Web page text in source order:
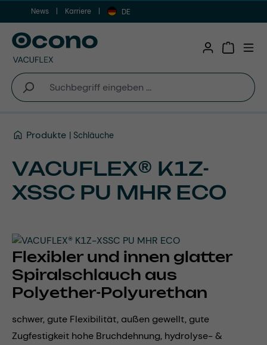
Zum Hauptinhalt springen
News Karriere DE
Produkte Schläuche
VACUFLEX® K1Z-
XSSC PU MHR ECO
Flexibler und innen glatter
Spiralschlauch aus
Polyether-Polyurethan
schwer, gute Flexibilität, außen gewellt, gute
Zugfestigkeit hohe Bruchdehnung, hydrolyse- &